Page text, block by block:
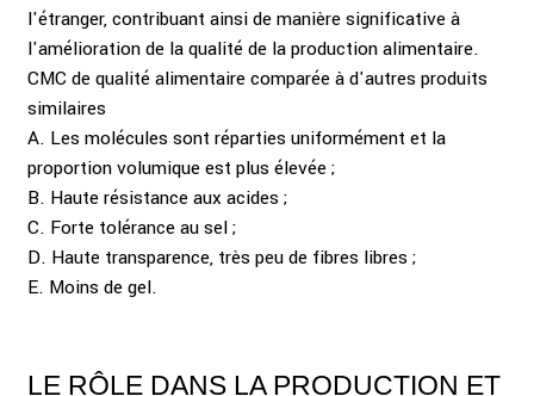
l'étranger, contribuant ainsi de manière significative à
l'amélioration de la qualité de la production alimentaire.
CMC de qualité alimentaire comparée à d'autres produits
similaires
A. Les molécules sont réparties uniformément et la
proportion volumique est plus élevée ;
B. Haute résistance aux acides ;
C. Forte tolérance au sel ;
D. Haute transparence, très peu de fibres libres ;
E. Moins de gel.
LE RÔLE DANS LA PRODUCTION ET